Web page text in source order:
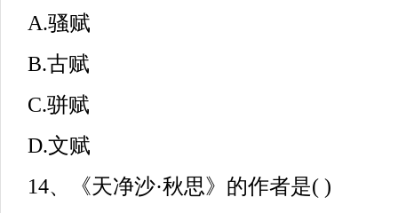
A.骚赋
B.古赋
C.骈赋
D.文赋
14、《天净沙·秋思》的作者是( )